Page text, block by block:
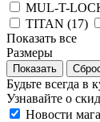
MUL-T-
TITAN (17)
Показать все
Размеры
Будьте всегда в
Узнавайте о
Новости